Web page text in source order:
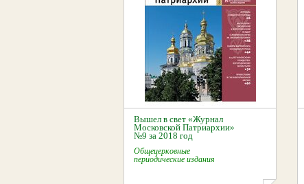
Вышел в свет «Журнал
Московской Патриархии»
№9 за 2018 год
Общецерковные
периодические издания